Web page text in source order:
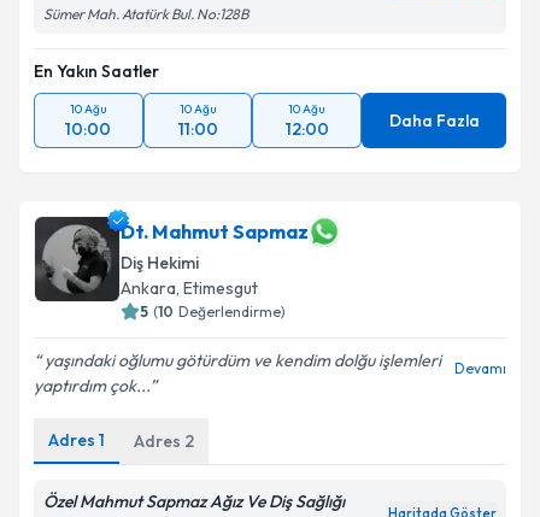
Sümer Mah. Atatürk Bul. No:128B
En Yakın Saatler
10 Ağu
10:00
10 Ağu
11:00
10 Ağu
12:00 Daha Fazla
Dt. Mahmut Sapmaz
Diş Hekimi
Ankara, Etimesgut
5 (10 Değerlendirme)
yaşındaki oğlumu götürdüm ve kendim dolğu işlemleri
yaptırdım çok...
Devamı
Adres 1 Adres 2
Özel Mahmut Sapmaz Ağız Ve Diş Sağlığı
Haritada Göster